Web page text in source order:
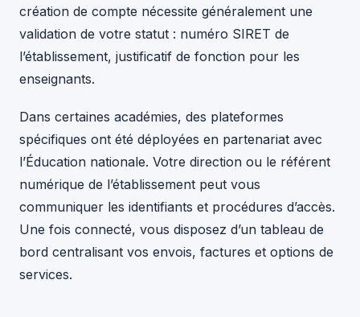
création de compte nécessite généralement une
validation de votre statut : numéro SIRET de
l’établissement, justificatif de fonction pour les
enseignants.
Dans certaines académies, des plateformes
spécifiques ont été déployées en partenariat avec
l’Éducation nationale. Votre direction ou le référent
numérique de l’établissement peut vous
communiquer les identifiants et procédures d’accès.
Une fois connecté, vous disposez d’un tableau de
bord centralisant vos envois, factures et options de
services.